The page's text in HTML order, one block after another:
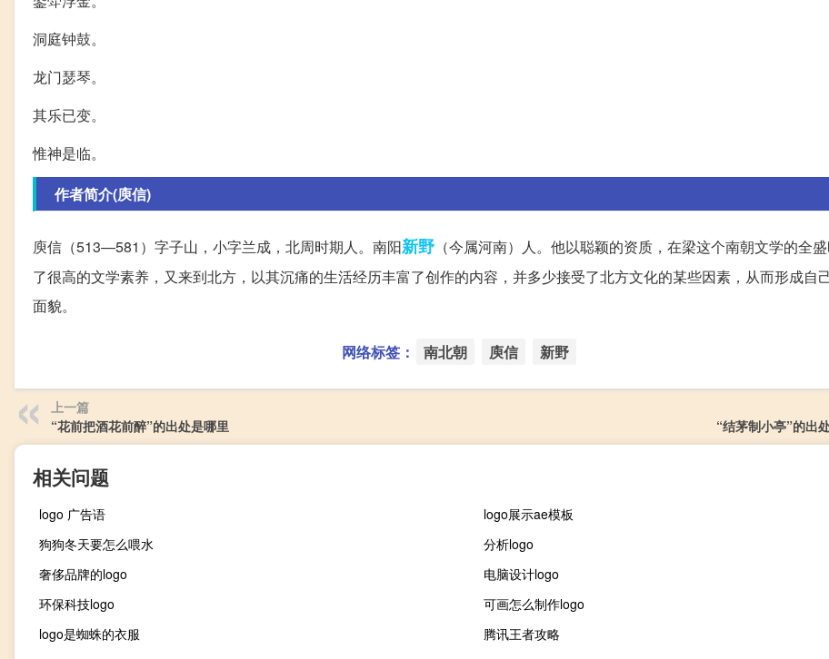
洞庭钟鼓。
龙门瑟琴。
其乐已变。
惟神是临。
作者简介(庾信)
庾信（513—581）字子山，小字兰成，北周时期人。南阳新野 （今属河南）人。他以聪颖的资质，在梁这个南朝文学的全
了很高的文学素养，又来到北方，以其沉痛的生活经历丰富了创作的内容，并多少接受了北方文化的某些因素，从而形成自
面貌。
网络标签： 南北朝 庾信 新野
上一篇
“花前把酒花前醉”的出处是哪里
“结茅制小亭”的出
相关问题
logo 广告语
logo展示ae模板
狗狗冬天要怎么喂水
分析logo
奢侈品牌的logo
电脑设计logo
环保科技logo
可画怎么制作logo
logo是蜘蛛的衣服
腾讯王者攻略